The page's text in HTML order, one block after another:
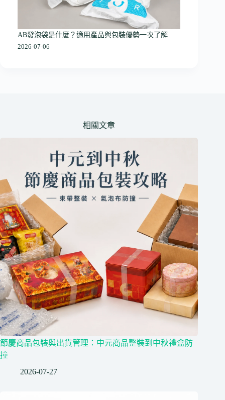
AB發泡袋是什麼？適用產品與包裝優勢一次了解
2026-07-06
相關文章
節慶商品包裝與出貨管理：中元商品整裝到中秋禮盒防
撞
2026-07-27